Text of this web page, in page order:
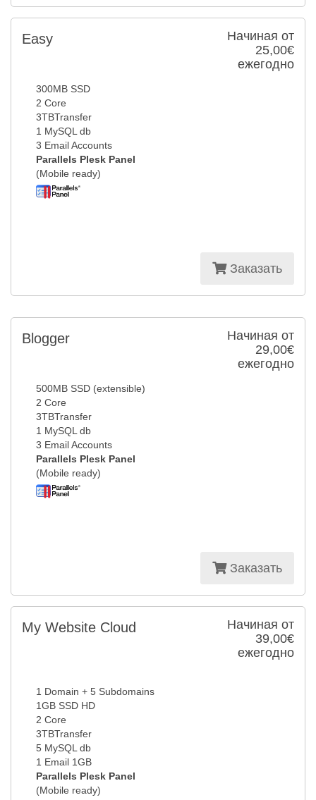
Начиная от
25,00€
ежегодно
Easy
300MB SSD
2 Core
3TBTransfer
1 MySQL db
3 Email Accounts
Parallels Plesk Panel
(Mobile ready)
Заказать
Начиная от
29,00€
ежегодно
Blogger
500MB SSD (extensible)
2 Core
3TBTransfer
1 MySQL db
3 Email Accounts
Parallels Plesk Panel
(Mobile ready)
Заказать
Начиная от
39,00€
ежегодно
My Website Cloud
1 Domain + 5 Subdomains
1GB SSD HD
2 Core
3TBTransfer
5 MySQL db
1 Email 1GB
Parallels Plesk Panel
(Mobile ready)